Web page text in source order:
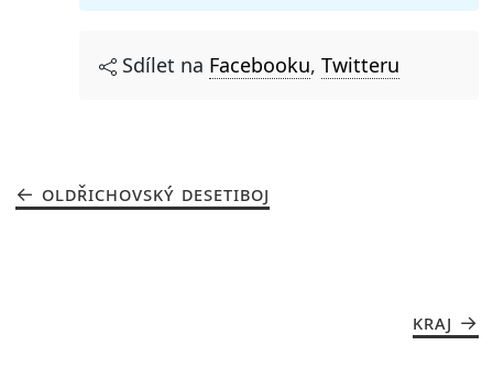
Sdílet na Facebooku, Twitteru
OLDŘICHOVSKÝ DESETIBOJ
KRAJ